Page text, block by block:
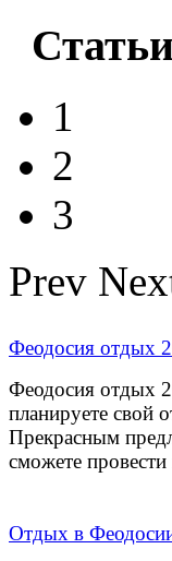
1
2
3
Prev
Феодосия отдых
Феодосия отдых
планируете свой
Прекрасным
сможете
Отдых в